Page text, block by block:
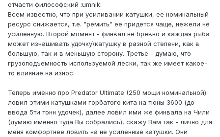
отчасти философский :umnik:
Всем известно, что при усиливании катушки, ее номинальный
ресурс снижается, т.е. "ремить" ее придется чаще, нежели не
усиленную. Второй момент - финвал не бревно и каждая рыба
может изнашивать удочку\катушку в разной степени, как в
большую, так и в меньшую сторону. Третье - думаю, что
грузоподъемность используемой лески, так же имеет какое-
то влияние на износ.
Теперь именно про Predator Ultimate (250 мощи номинальной):
ловил этими катушками горбатого кита на тюны 3600 (до
ввода 5ти тонн удочек), далее ловил ими же финвала на Чили
(думаю именно туда Вы собрались), скажу Вам так - лично для
меня комфортнее ловить на не усиленные катушки. Они